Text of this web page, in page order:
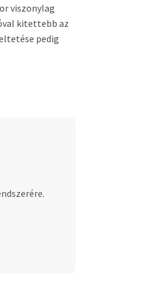
viszonylag
kitettebb az
pedig